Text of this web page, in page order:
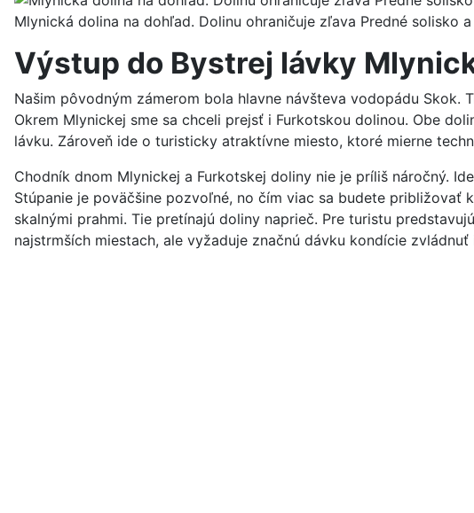
Mlynická dolina na dohľad. Dolinu ohraničuje zľava Predné solisko
Výstup do Bystrej lávky
Našim pôvodným zámerom bola hlavne návšteva vodopádu
Okrem Mlynickej sme sa chceli prejsť i Furkotskou dolinou. Obe
lávku. Zároveň ide o turisticky atraktívne miesto, ktoré mierne
Chodník dnom Mlynickej a Furkotskej doliny nie je príliš náročný.
Stúpanie je poväčšine pozvoľné, no čím viac sa budete približovať
skalnými prahmi. Tie pretínajú doliny naprieč. Pre turistu
najstrmších miestach, ale vyžaduje značnú dávku kondície